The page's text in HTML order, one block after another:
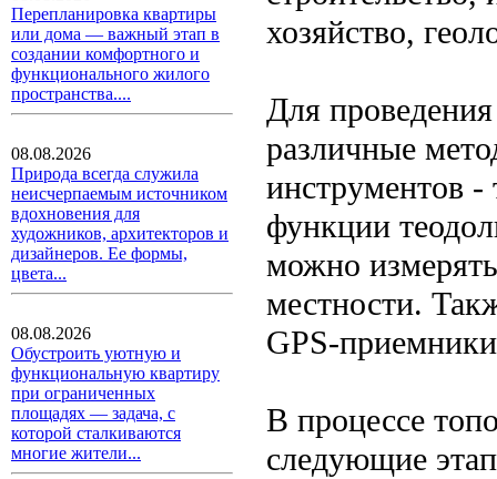
Перепланировка квартиры
или дома — важный этап в
создании комфортного и
функционального жилого
пространства....
08.08.2026
Природа всегда служила
неисчерпаемым источником
вдохновения для
художников, архитекторов и
дизайнеров. Ее формы,
цвета...
08.08.2026
Обустроить уютную и
функциональную квартиру
при ограниченных
площадях — задача, с
которой сталкиваются
многие жители...
хозяйство,
Для
различные
инструментов -
функции
можно
местности.
GPS-
В процессе
следующие